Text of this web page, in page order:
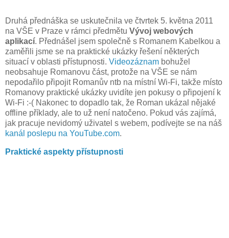
Druhá přednáška se uskutečnila ve čtvrtek 5. května 2011
na VŠE v Praze v rámci předmětu Vývoj webových
aplikací. Přednášel jsem společně s Romanem Kabelkou a
zaměřili jsme se na praktické ukázky řešení některých
situací v oblasti přístupnosti. Videozáznam bohužel
neobsahuje Romanovu část, protože na VŠE se nám
nepodařilo připojit Romanův ntb na místní Wi-Fi, takže místo
Romanovy praktické ukázky uvidíte jen pokusy o připojení k
Wi-Fi :-( Nakonec to dopadlo tak, že Roman ukázal nějaké
offline příklady, ale to už není natočeno. Pokud vás zajímá,
jak pracuje nevidomý uživatel s webem, podívejte se na náš
kanál poslepu na YouTube.com.
Praktické aspekty přístupnosti